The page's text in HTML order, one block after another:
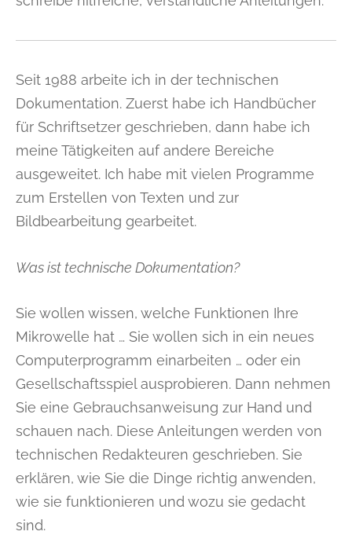
Seit 1988 arbeite ich in der technischen
Dokumentation. Zuerst habe ich Handbücher
für Schriftsetzer geschrieben, dann habe ich
meine Tätigkeiten auf andere Bereiche
ausgeweitet. Ich habe mit vielen Programme
zum Erstellen von Texten und zur
Bildbearbeitung gearbeitet.
Was ist technische Dokumentation?
Sie wollen wissen, welche Funktionen Ihre
Mikrowelle hat … Sie wollen sich in ein neues
Computerprogramm einarbeiten … oder ein
Gesellschaftsspiel ausprobieren. Dann nehmen
Sie eine Gebrauchsanweisung zur Hand und
schauen nach. Diese Anleitungen werden von
technischen Redakteuren geschrieben. Sie
erklären, wie Sie die Dinge richtig anwenden,
wie sie funktionieren und wozu sie gedacht
sind.